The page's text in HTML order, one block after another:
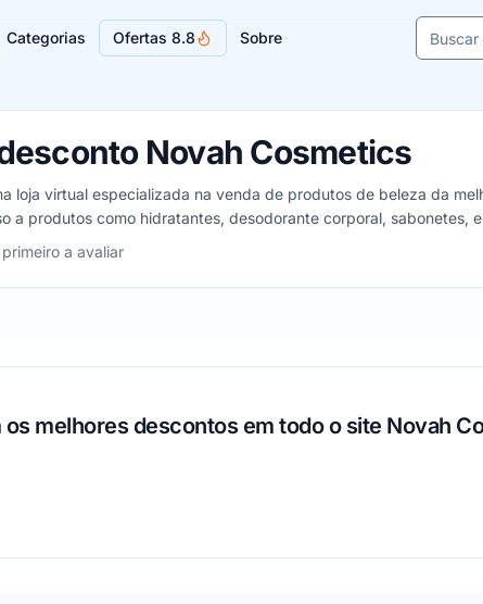
Categorias Ofertas 8.8 Sobre
Buscar
Novah Cosmetics
loja virtual especializada na venda de produtos de beleza da
a produtos como hidratantes, desodorante corporal, sabonetes,
de 1 a 5 estrelas
primeiro a avaliar
melhores descontos em todo o site Novah
funcionou